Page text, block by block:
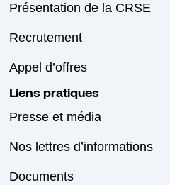
Présentation de la CRSE
Recrutement
Appel d’offres
Liens pratiques
Presse et média
Nos lettres d’informations
Documents